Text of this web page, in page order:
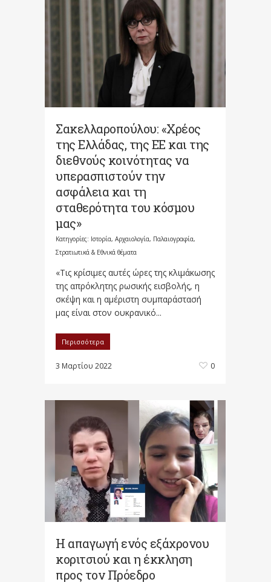
Σακελλαροπούλου: «Χρέος
της Ελλάδας, της ΕΕ και της
διεθνούς κοινότητας να
υπερασπιστούν την
ασφάλεια και τη
σταθερότητα του κόσμου
μας»
Κατηγορίες: Ιστορία, Αρχαιολογία, Παλαιογραφία,
Στρατιωτικά & Εθνικά θέματα
«Τις κρίσιμες αυτές ώρες της κλιμάκωσης
της απρόκλητης ρωσικής εισβολής, η
σκέψη και η αμέριστη συμπαράστασή
μας είναι στον ουκρανικό...
Περισσότερα
3 Μαρτίου 2022 0
Η απαγωγή ενός εξάχρονου
κοριτσιού και η έκκληση
προς τον Πρόεδρο